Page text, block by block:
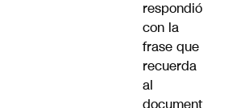
respondió
con la
frase que
recuerda
al
document